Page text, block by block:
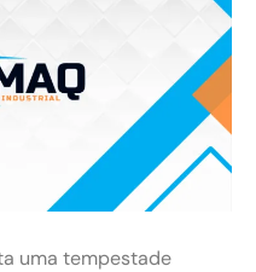
uma tempestade